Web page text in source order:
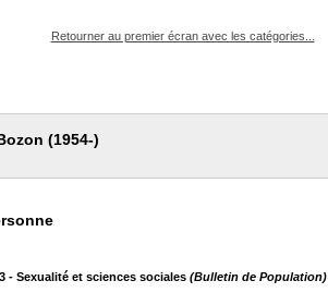
Retourner au premier écran avec les catégories...
(1954-)
- Sexualité et sciences sociales (Bulletin de Population)